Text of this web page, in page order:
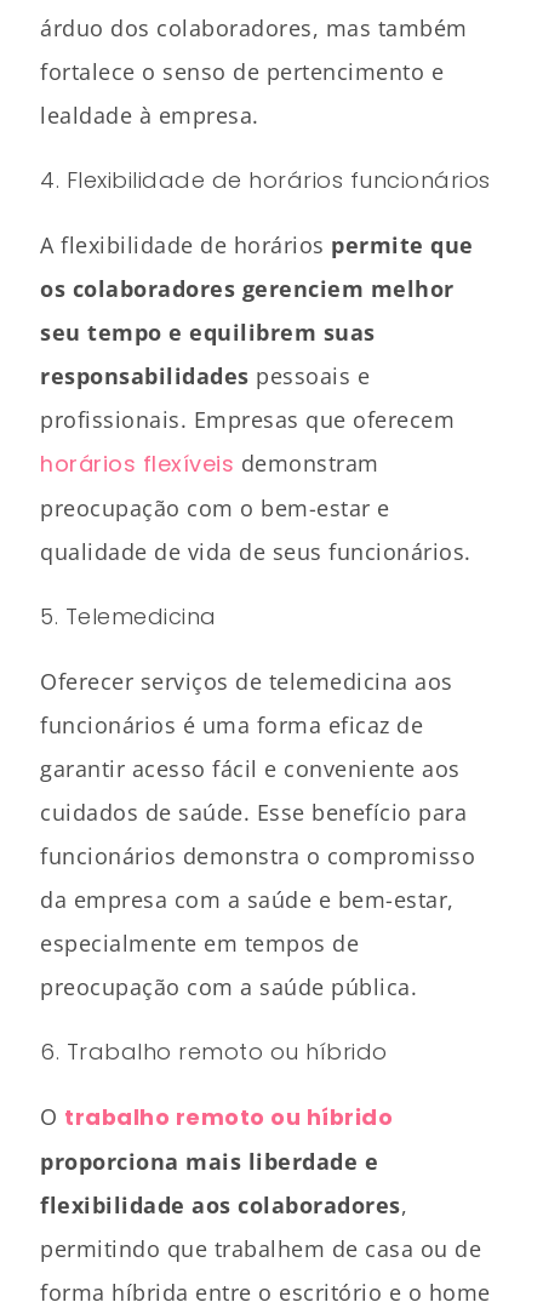
árduo dos colaboradores, mas também
fortalece o senso de pertencimento e
lealdade à empresa.
4. Flexibilidade de horários funcionários
A flexibilidade de horários permite que
os colaboradores gerenciem melhor
seu tempo e equilibrem suas
responsabilidades pessoais e
profissionais. Empresas que oferecem
horários flexíveis demonstram
preocupação com o bem-estar e
qualidade de vida de seus funcionários.
5. Telemedicina
Oferecer serviços de telemedicina aos
funcionários é uma forma eficaz de
garantir acesso fácil e conveniente aos
cuidados de saúde. Esse benefício para
funcionários demonstra o compromisso
da empresa com a saúde e bem-estar,
especialmente em tempos de
preocupação com a saúde pública.
6. Trabalho remoto ou híbrido
O trabalho remoto ou híbrido
proporciona mais liberdade e
flexibilidade aos colaboradores,
permitindo que trabalhem de casa ou de
forma híbrida entre o escritório e o home